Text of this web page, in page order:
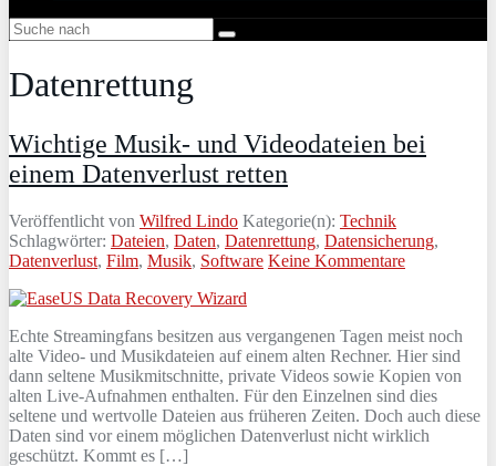
Datenrettung
Wichtige Musik- und Videodateien bei
einem Datenverlust retten
Veröffentlicht von Wilfred Lindo Kategorie(n): Technik
Schlagwörter: Dateien, Daten, Datenrettung, Datensicherung,
Datenverlust, Film, Musik, Software Keine Kommentare
Echte Streamingfans besitzen aus vergangenen Tagen meist noch
alte Video- und Musikdateien auf einem alten Rechner. Hier sind
dann seltene Musikmitschnitte, private Videos sowie Kopien von
alten Live-Aufnahmen enthalten. Für den Einzelnen sind dies
seltene und wertvolle Dateien aus früheren Zeiten. Doch auch diese
Daten sind vor einem möglichen Datenverlust nicht wirklich
geschützt. Kommt es […]